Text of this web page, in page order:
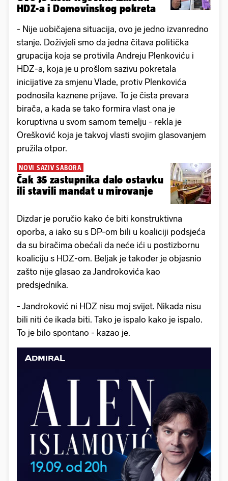
HDZ-a i Domovinskog pokreta
- Nije uobičajena situacija, ovo je jedno izvanredno
stanje. Doživjeli smo da jedna čitava politička
grupacija koja se protivila Andreju Plenkoviću i
HDZ-a, koja je u prošlom sazivu pokretala
inicijative za smjenu Vlade, protiv Plenkovića
podnosila kaznene prijave. To je čista prevara
birača, a kada se tako formira vlast ona je
koruptivna u svom samom temelju - rekla je
Orešković koja je takvoj vlasti svojim glasovanjem
pružila otpor.
NOVI SAZIV SABORA
Čak 35 zastupnika dalo ostavku
ili stavili mandat u mirovanje
Dizdar je poručio kako će biti konstruktivna
oporba, a iako su s DP-om bili u koaliciji podsjeća
da su biračima obećali da neće ići u postizbornu
koaliciju s HDZ-om. Beljak je također je objasnio
zašto nije glasao za Jandrokovića kao
predsjednika.
- Jandroković ni HDZ nisu moj svijet. Nikada nisu
bili niti će ikada biti. Tako je ispalo kako je ispalo.
To je bilo spontano - kazao je.